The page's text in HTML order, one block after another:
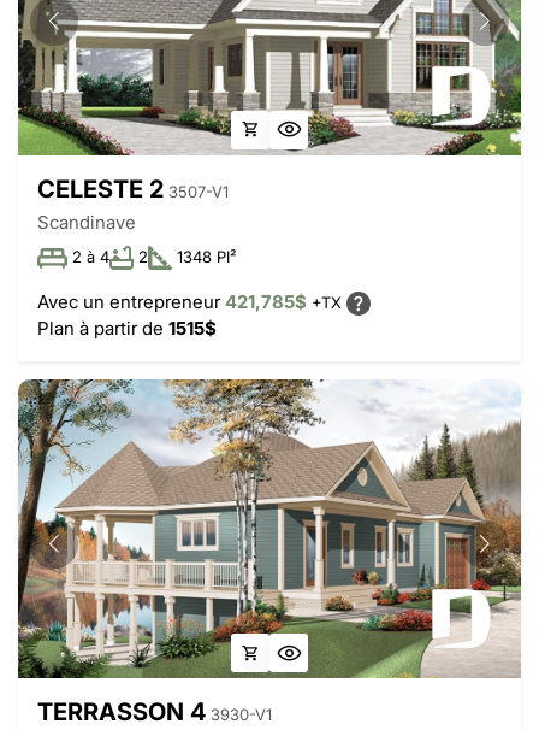
CELESTE 2 3507-V1
Scandinave
2 à 4 2 1348 PI²
Avec un entrepreneur421,785$ +TX
Plan à partir de 1515$
TERRASSON 4 3930-V1